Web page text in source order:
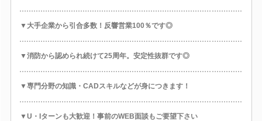
▼大手企業から引合多数！反響営業100％です◎
▼消防から認められ続けて25周年。安定性抜群です◎
▼専門分野の知識・CADスキルなどが身につきます！
▼U・Iターンも大歓迎！事前のWEB面談もご要望下さい